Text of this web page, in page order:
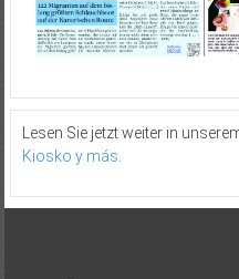
Lesen Sie jetzt weiter in
Kiosko y más.